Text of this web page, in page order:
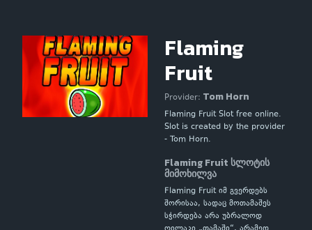
Flaming
Fruit
Provider: Tom Horn
Flaming Fruit Slot free online.
Slot is created by the provider
- Tom Horn.
Flaming Fruit სლოტის
მიმოხილვა
Flaming Fruit იმ გვერდებს
შორისაა, სადაც მოთამაშეს
სჭირდება არა უბრალოდ